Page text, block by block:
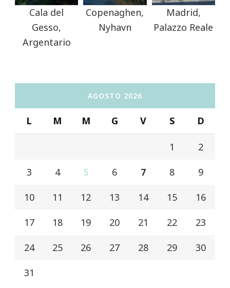
Cala del
Gesso,
Argentario
Copenaghen,
Nyhavn
Madrid,
Palazzo Reale
AGOSTO 2026
L M M G V S D
1 2
3 4 5 6 7 8 9
10 11 12 13 14 15 16
17 18 19 20 21 22 23
24 25 26 27 28 29 30
31